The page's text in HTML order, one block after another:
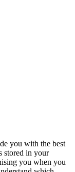
you with the best
stored in your
you when you